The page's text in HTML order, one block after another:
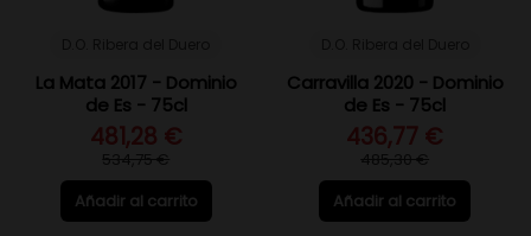
La Mata 2017 - Dominio
de Es - 75cl
481,28 €
534,75 €
Añadir al carrito
Carravilla 2020 - Dominio
de Es - 75cl
436,77 €
485,30 €
Añadir al carrito